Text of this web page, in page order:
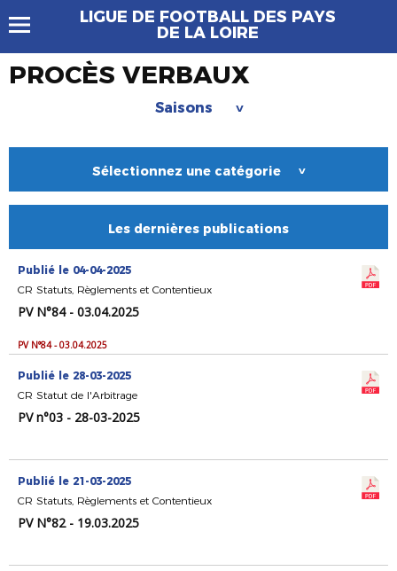
LIGUE DE FOOTBALL DES PAYS
DE LA LOIRE
PROCÈS VERBAUX
Saisons >
Sélectionnez une catégorie >
Les dernières publications
Publié le 04-04-2025
CR Statuts, Règlements et Contentieux
PV N°84 - 03.04.2025
PV N°84 - 03.04.2025
Publié le 28-03-2025
CR Statut de l'Arbitrage
PV n°03 - 28-03-2025
Publié le 21-03-2025
CR Statuts, Règlements et Contentieux
PV N°82 - 19.03.2025